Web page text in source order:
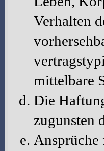
Verhalten
mittelbare
Die
zugunsten
Ansprüche